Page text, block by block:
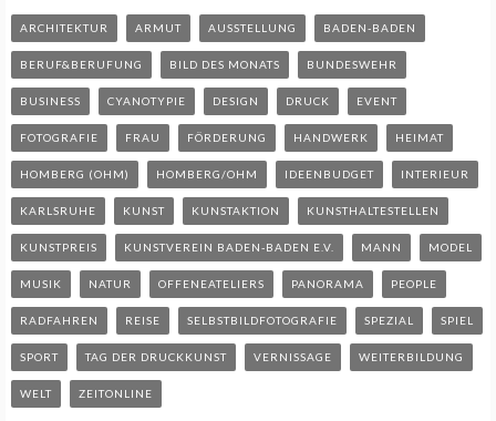
ARCHITEKTUR ARMUT AUSSTELLUNG BADEN-BADEN
BERUF&BERUFUNG BILD DES MONATS BUNDESWEHR
BUSINESS CYANOTYPIE DESIGN DRUCK EVENT
FOTOGRAFIE FRAU FÖRDERUNG HANDWERK HEIMAT
HOMBERG (OHM) HOMBERG/OHM IDEENBUDGET INTERIEUR
KARLSRUHE KUNST KUNSTAKTION KUNSTHALTESTELLEN
KUNSTPREIS KUNSTVEREIN BADEN-BADEN E.V. MANN MODEL
MUSIK NATUR OFFENEATELIERS PANORAMA PEOPLE
RADFAHREN REISE SELBSTBILDFOTOGRAFIE SPEZIAL SPIEL
SPORT TAG DER DRUCKKUNST VERNISSAGE WEITERBILDUNG
WELT ZEITONLINE